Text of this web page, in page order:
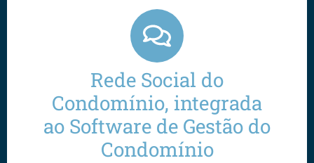
Rede Social do
Condomínio, integrada
ao Software de Gestão do
Condomínio